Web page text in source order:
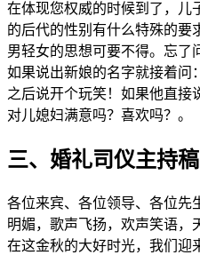
在体现您权威的时候到了，儿
的后代的性别有什么特殊的要
男轻女的思想可要不得。忘了
如果说出新娘的名字就接着问
之后说开个玩笑！如果他直接
对儿媳妇满意吗？喜欢吗？。
三、婚礼司仪主持稿
各位来宾、各位领导、各位先
明媚，歌声飞扬，欢声笑语，
在这金秋的大好时光，我们迎